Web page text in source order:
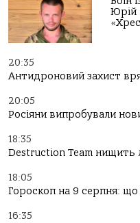
Юрій
20:35
Антидроновий захист
20:05
Росіяни випробували
18:35
Destruction Team нищить
18:05
Гороскоп на 9 серпня:
16:35